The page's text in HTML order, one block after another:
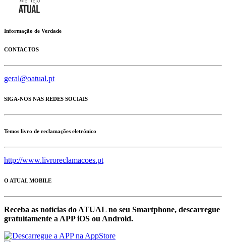
Informação de Verdade
CONTACTOS
geral@oatual.pt
SIGA-NOS NAS REDES SOCIAIS
Temos livro de reclamações eletrónico
http://www.livroreclamacoes.pt
O ATUAL MOBILE
Receba as notícias do ATUAL no seu Smartphone, descarregue
gratuítamente a APP iOS ou Android.